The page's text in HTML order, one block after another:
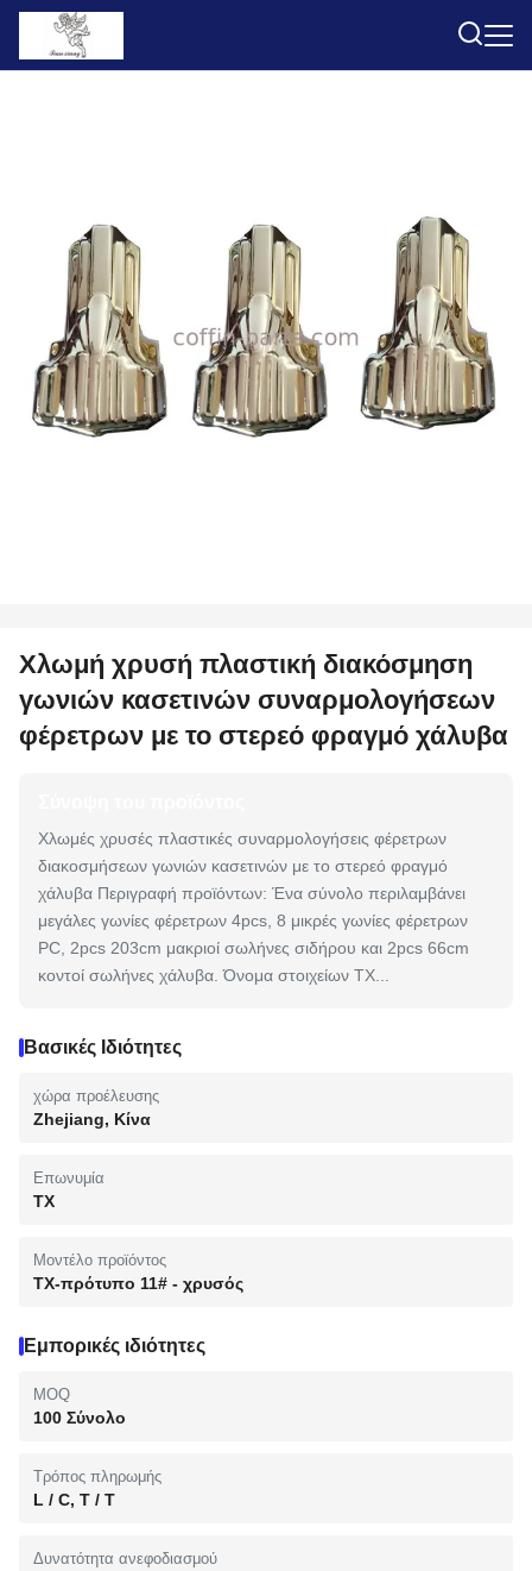
Χλωμή χρυσή πλαστική διακόσμηση
γωνιών κασετινών συναρμολογήσεων
φέρετρων με το στερεό φραγμό χάλυβα
Χλωμές χρυσές πλαστικές συναρμολογήσεις φέρετρων
διακοσμήσεων γωνιών κασετινών με το στερεό φραγμό
χάλυβα Περιγραφή προϊόντων: Ένα σύνολο περιλαμβάνει
μεγάλες γωνίες φέρετρων 4pcs, 8 μικρές γωνίες φέρετρων
PC, 2pcs 203cm μακριοί σωλήνες σιδήρου και 2pcs 66cm
κοντοί σωλήνες χάλυβα. Όνομα στοιχείων TX...
Βασικές Ιδιότητες
χώρα προέλευσης
Zhejiang, Κίνα
Επωνυμία
TX
Μοντέλο προϊόντος
TX-πρότυπο 11# - χρυσός
Εμπορικές ιδιότητες
MOQ
100 Σύνολο
Τρόπος πληρωμής
L / C, T / T
Δυνατότητα ανεφοδιασμού